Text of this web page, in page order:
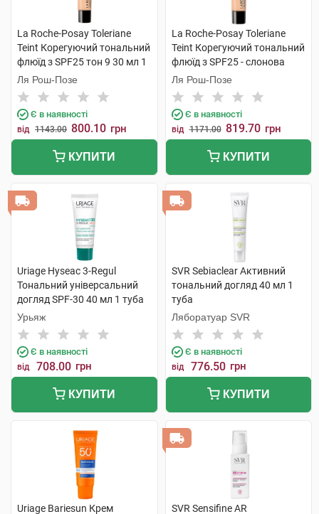
La Roche-Posay Toleriane
Teint Корегуючий тональний
флюїд з SPF25 тон 9 30 мл 1
туба
Ля Рош-Позе
Є в наявності
від 1143.00 800.10 грн
КУПИТИ
La Roche-Posay Toleriane
Teint Корегуючий тональний
флюїд з SPF25 - слонова
кістка 30 мл 1 туба
Ля Рош-Позе
Є в наявності
від 1171.00 819.70 грн
КУПИТИ
Uriage Hyseac 3-Regul
Тональний універсальний
догляд SPF-30 40 мл 1 туба
Урьяж
Є в наявності
від 708.00 грн
КУПИТИ
SVR Sebiaclear Активний
тональний догляд 40 мл 1
туба
Ляборатуар SVR
Є в наявності
від 776.50 грн
КУПИТИ
Uriage Bariesun Крем SVR Sensifine AR